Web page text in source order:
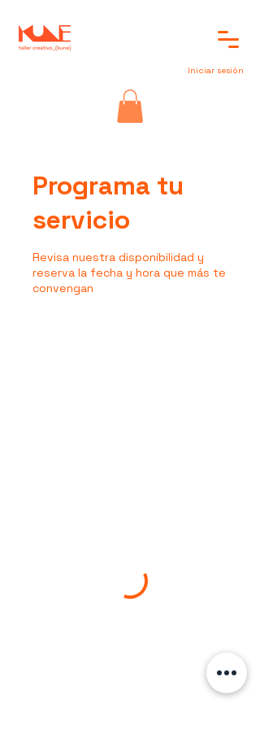
Iniciar sesión
Programa tu
servicio
Revisa nuestra disponibilidad y
reserva la fecha y hora que más te
convengan